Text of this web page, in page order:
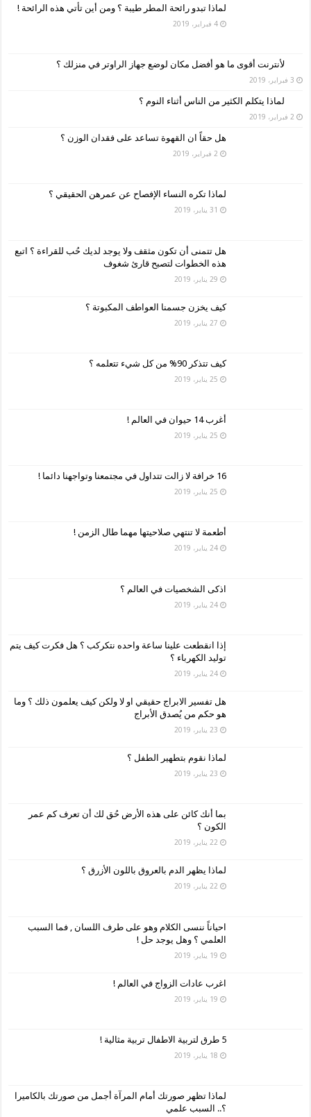
لماذا تبدو رائحة المطر طيبة ؟ ومن أين تأتي هذه الرائحة !
4 فبراير، 2019
لأنترنت أقوى ما هو أفضل مكان لوضع جهاز الراوتر في منزلك ؟
3 فبراير، 2019
لماذا يتكلم الكثير من الناس أثناء النوم ؟
2 فبراير، 2019
هل حقاً ان القهوة تساعد على فقدان الوزن ؟
2 فبراير، 2019
لماذا تكره النساء الإفصاح عن عمرهن الحقيقي ؟
31 يناير، 2019
هل تتمنى أن تكون مثقف ولا يوجد لديك حُب للقراءة ؟ اتبع
هذه الخطوات لتصبح قارئ شغوف
29 يناير، 2019
كيف يخزن جسمنا العواطف المكبوتة ؟
27 يناير، 2019
كيف تتذكر 90% من كل شيء تتعلمه ؟
25 يناير، 2019
أغرب 14 حيوان في العالم !
25 يناير، 2019
16 خرافة لا زالت تتداول في مجتمعنا وتواجهنا دائما !
25 يناير، 2019
أطعمة لا تنتهي صلاحيتها مهما طال الزمن !
24 يناير، 2019
اذكى الشخصيات في العالم ؟
24 يناير، 2019
إذا انقطعت علينا ساعة واحده نتكركب ؟ هل فكرت كيف يتم
توليد الكهرباء ؟
24 يناير، 2019
هل تفسير الابراج حقيقي او لا ولكن كيف يعلمون ذلك ؟ وما
هو حكم من يُصدق الأبراج
23 يناير، 2019
لماذا نقوم بتطهير الطفل ؟
23 يناير، 2019
بما أنك كائن على هذه الأرض حُق لك أن تعرف كم عمر
الكون ؟
22 يناير، 2019
لماذا يظهر الدم بالعروق باللون الأزرق ؟
22 يناير، 2019
احياناً ننسى الكلام وهو على طرف اللسان , فما السبب
العلمي ؟ وهل يوجد حل !
19 يناير، 2019
اغرب عادات الزواج في العالم !
19 يناير، 2019
5 طرق لتربية الاطفال تربية مثالية !
18 يناير، 2019
لماذا تظهر صورتك أمام المرآة أجمل من صورتك بالكاميرا
؟.. السبب علمي